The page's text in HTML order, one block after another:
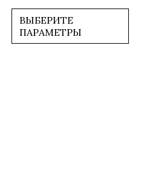
из
ВЫБЕРИТЕ
ПАРАМЕТРЫ